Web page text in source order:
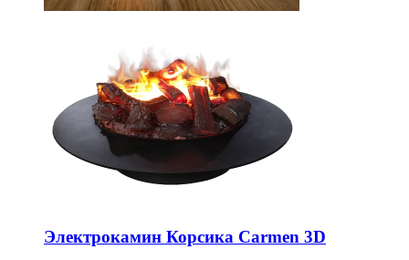
Электрокамин Корсика Carmen 3D